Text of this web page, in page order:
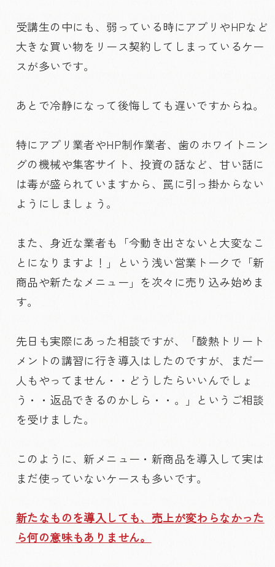
受講生の中にも、弱っている時にアプリやHPなど
大きな買い物をリース契約してしまっているケー
スが多いです。
あとで冷静になって後悔しても遅いですからね。
特にアプリ業者やHP制作業者、歯のホワイトニン
グの機械や集客サイト、投資の話など、甘い話に
は毒が盛られていますから、罠に引っ掛からない
ようにしましょう。
また、身近な業者も「今動き出さないと大変なこ
とになりますよ！」という浅い営業トークで「新
商品や新たなメニュー」を次々に売り込み始めま
す。
先日も実際にあった相談ですが、「酸熱トリート
メントの講習に行き導入はしたのですが、まだ一
人もやってません・・どうしたらいいんでしょ
う・・返品できるのかしら・・。」というご相談
を受けました。
このように、新メニュー・新商品を導入して実は
まだ使っていないケースも多いです。
新たなものを導入しても、売上が変わらなかった
ら何の意味もありません。